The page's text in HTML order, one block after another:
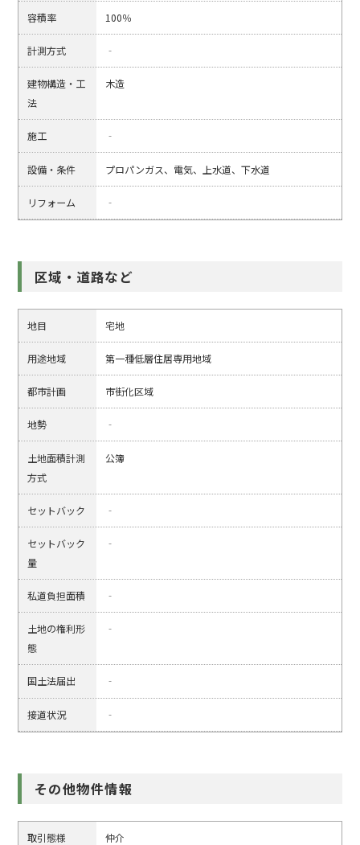
容積率 100％
計測方式 ‐
建物構造・工
法
木造
施工 ‐
設備・条件 プロパンガス、電気、上水道、下水道
リフォーム ‐
区域・道路など
地目 宅地
用途地域 第一種低層住居専用地域
都市計画 市街化区域
地勢 ‐
土地面積計測
方式
公簿
セットバック ‐
セットバック
量
‐
私道負担面積 ‐
土地の権利形
態
‐
国土法届出 ‐
接道状況 ‐
その他物件情報
取引態様 仲介